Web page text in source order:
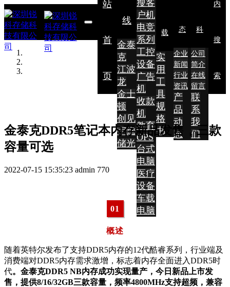
站
首
页
线
金泰
克
江波
龙
金士
顿
创见
宇瞻
储光
瘦客
户机
电竞
系列
工控
设备
广告
机
收款
机
教育
OPS
台式
电脑
医疗
设备
车载
电脑
载
实
用
工
具
规
格
书
态
企业
新闻
行业
资讯
产
品
动
态
科
公司
简介
在线
留言
联
系
我
们
内
搜
索
金泰克DDR5笔记本内存新品发售，三款
容量可选
2022-07-15 15:35:23 admin 770
01
概述
随着英特尔发布了支持DDR5内存的12代酷睿系列，行业端及
消费端对DDR5内存需求激增，标志着内存全面进入DDR5时
代。金泰克DDR5 NB内存成功实现量产，今日新品上市发
售，提供8/16/32GB三款容量，频率4800MHz支持超频，兼容